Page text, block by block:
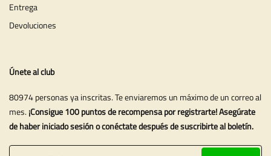
Entrega
Devoluciones
Únete al club
80974 personas ya inscritas. Te enviaremos un máximo de un correo al
mes. ¡Consigue 100 puntos de recompensa por registrarte! Asegúrate
de haber iniciado sesión o conéctate después de suscribirte al boletín.